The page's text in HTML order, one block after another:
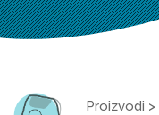
Proizvodi >